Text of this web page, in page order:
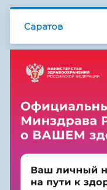
Саратов